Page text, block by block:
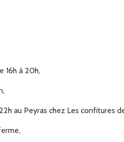
16h à 20h,
au Peyras chez Les confitures